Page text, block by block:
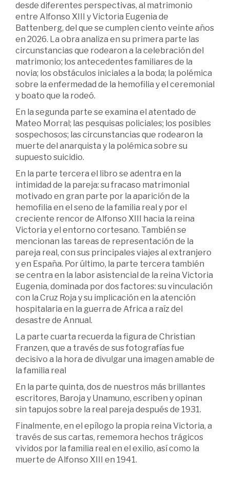
desde diferentes perspectivas, al matrimonio
entre Alfonso XIII y Victoria Eugenia de
Battenberg, del que se cumplen ciento veinte años
en 2026. La obra analiza en su primera parte las
circunstancias que rodearon a la celebración del
matrimonio; los antecedentes familiares de la
novia; los obstáculos iniciales a la boda; la polémica
sobre la enfermedad de la hemofilia y el ceremonial
y boato que la rodeó.
En la segunda parte se examina el atentado de
Mateo Morral; las pesquisas policiales; los posibles
sospechosos; las circunstancias que rodearon la
muerte del anarquista y la polémica sobre su
supuesto suicidio.
En la parte tercera el libro se adentra en la
intimidad de la pareja: su fracaso matrimonial
motivado en gran parte por la aparición de la
hemofilia en el seno de la familia real y por el
creciente rencor de Alfonso XIII hacia la reina
Victoria y el entorno cortesano. También se
mencionan las tareas de representación de la
pareja real, con sus principales viajes al extranjero
y en España. Por último, la parte tercera también
se centra en la labor asistencial de la reina Victoria
Eugenia, dominada por dos factores: su vinculación
con la Cruz Roja y su implicación en la atención
hospitalaria en la guerra de Africa a raíz del
desastre de Annual.
La parte cuarta recuerda la figura de Christian
Franzen, que a través de sus fotografías fue
decisivo a la hora de divulgar una imagen amable de
la familia real
En la parte quinta, dos de nuestros más brillantes
escritores, Baroja y Unamuno, escriben y opinan
sin tapujos sobre la real pareja después de 1931.
Finalmente, en el epílogo la propia reina Victoria, a
través de sus cartas, rememora hechos trágicos
vividos por la familia real en el exilio, así como la
muerte de Alfonso XIII en 1941.